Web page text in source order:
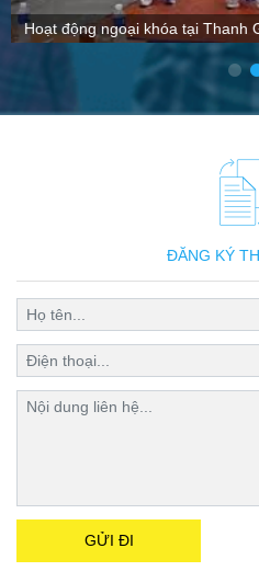
VTC nói gì về Thanh Giang
ĐĂNG KÝ